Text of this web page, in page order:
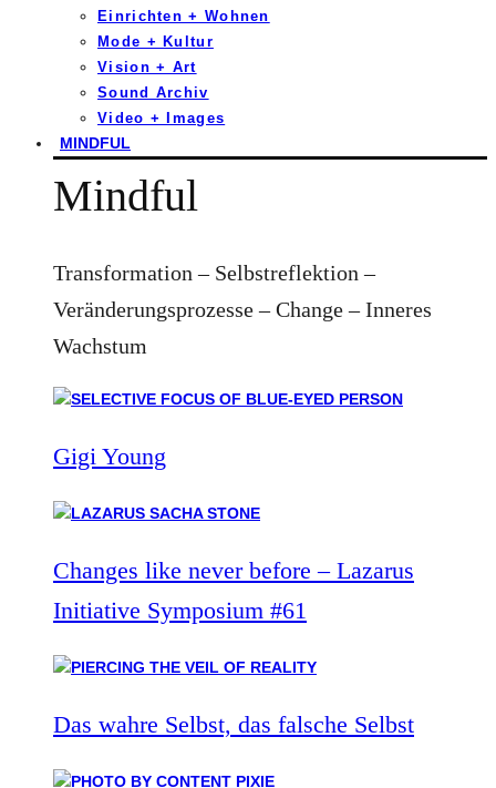
Einrichten + Wohnen
Mode + Kultur
Vision + Art
Sound Archiv
Video + Images
MINDFUL
Mindful
Transformation – Selbstreflektion –
Veränderungsprozesse – Change – Inneres
Wachstum
Gigi Young
Changes like never before – Lazarus
Initiative Symposium #61
Das wahre Selbst, das falsche Selbst